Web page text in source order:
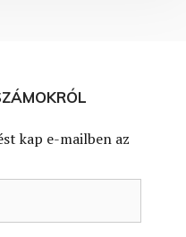
kap e-mailben az